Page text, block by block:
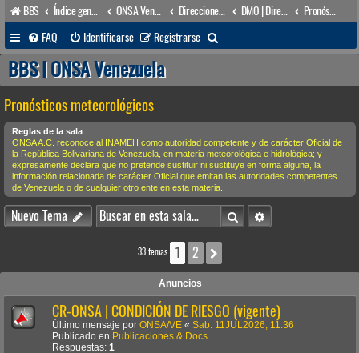
BBS Índice general ONSA Venezuela (acceso público) Direcciones Administrativas DMO | Dirección de Meteorología & Oceanografía
Pronósticos meteorológicos
FAQ
Identificarse Registrarse
u
a
r
BBS | ONSA Venezuela
Pronósticos meteorológicos
Reglas de la sala
ONSA A.C. reconoce al INAMEH como autoridad competente y de carácter Oficial de
la República Bolivariana de Venezuela, en materia meteorológica e hidrológica; y
expresamente declara que no pretende sustituir ni sustituye en forma alguna, la
información relacionada de carácter Oficial que emitan las autoridades competentes
de Venezuela o de cualquier otro ente en esta materia.
Nuevo Tema BuscarBúsqueda avanzada
33 temas 1 2
Anuncios
CR-ONSA | CONDICIÓN DE RIESGO (vigente)
Último mensaje por ONSA/VE « Sab. 11JUL2026, 11:36
Publicado en Publicaciones & Docs.
Respuestas: 1